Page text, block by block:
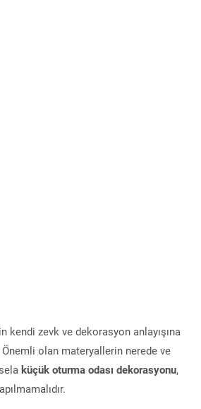
kendi zevk ve dekorasyon anlayışına
olan materyallerin nerede ve
küçük oturma odası dekorasyonu,